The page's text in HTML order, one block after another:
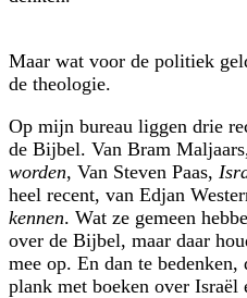
Maar wat voor de politiek
de theologie.
Op mijn bureau liggen drie
de Bijbel. Van Bram Maljaars,
worden, Van Steven Paas,
heel recent, van Edjan
kennen. Wat ze gemeen
over de Bijbel, maar daar
mee op. En dan te
plank met boeken over Israël